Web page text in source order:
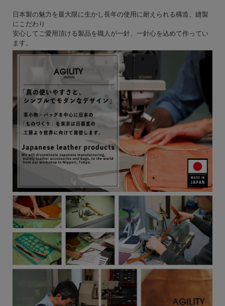
日本製の魅力を最大限に生かし長年の使用に耐えられる構造、縫製
にこだわり
安心してご愛用頂ける製品を職人が一針、一針心を込めて作ってい
ます。